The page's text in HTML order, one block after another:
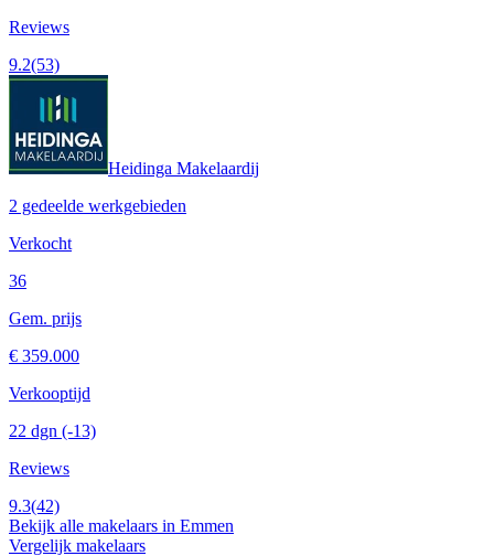
Reviews
9.2(53)
Heidinga Makelaardij
2 gedeelde werkgebieden
Verkocht
36
Gem. prijs
€ 359.000
Verkooptijd
22 dgn (-13)
Reviews
9.3(42)
Bekijk alle makelaars in Emmen
Vergelijk makelaars